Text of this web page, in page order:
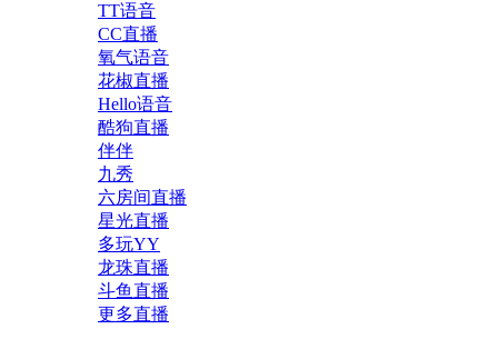
TT语音
CC直播
氧气语音
花椒直播
Hello语音
酷狗直播
伴伴
九秀
六房间直播
星光直播
多玩YY
龙珠直播
斗鱼直播
更多直播